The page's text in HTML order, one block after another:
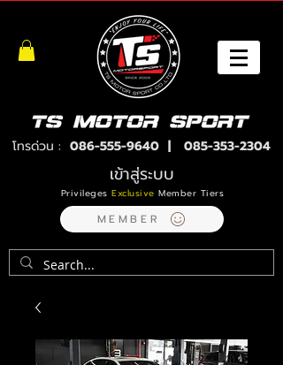
โทรด่วน : 086-555-9640| 085-353-2304
เข้าสู่ระบบ
PrivilegesExclusive Member Tiers
MEMBER